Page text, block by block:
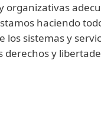
organizativas
haciendo
sistemas y
y